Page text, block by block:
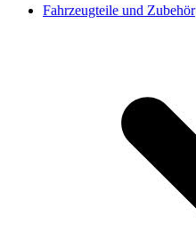
Fahrzeugteile und Zubehör